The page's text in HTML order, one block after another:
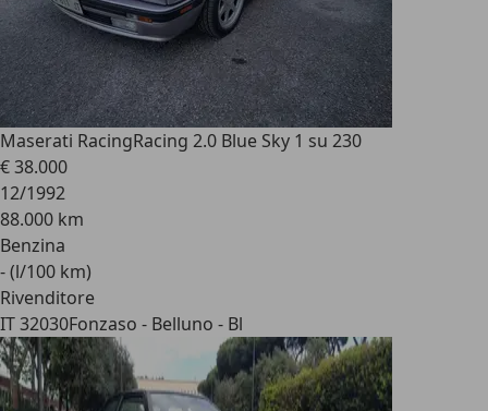
Maserati RacingRacing 2.0 Blue Sky 1 su 230
€ 38.000
12/1992
88.000 km
Benzina
- (l/100 km)
Rivenditore
IT 32030Fonzaso - Belluno - Bl